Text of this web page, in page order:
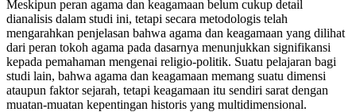
Meskipun peran agama dan keagamaan belum cukup detail
dianalisis dalam studi ini, tetapi secara metodologis telah
mengarahkan penjelasan bahwa agama dan keagamaan yang dilihat
dari peran tokoh agama pada dasarnya menunjukkan signifikansi
kepada pemahaman mengenai religio-politik. Suatu pelajaran bagi
studi lain, bahwa agama dan keagamaan memang suatu dimensi
ataupun faktor sejarah, tetapi keagamaan itu sendiri sarat dengan
muatan-muatan kepentingan historis yang multidimensional.